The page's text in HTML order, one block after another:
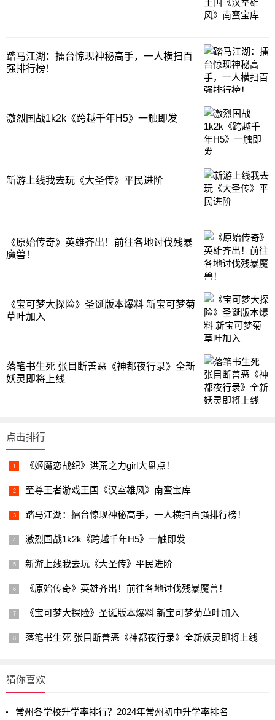
踏马江湖：擂台惊现神秘高手，一人横扫百
强排行榜！
激烈国战1k2k《跨越千年H5》一触即发
新游上线我去玩《大圣传》平民进阶
《原始传奇》英雄齐出！前往各地讨伐残暴
魔兽！
《宝可梦大探险》圣诞版本爆料 新宝可梦菊
草叶加入
落笔书生死 张目断善恶《神都夜行录》全新
妖灵即将上线
点击排行
《姬魔恋战纪》洪荒之力girl大盘点！
至尊王者游戏王国《汉室雄风》南蛮宝库
踏马江湖：擂台惊现神秘高手，一人横扫百强排行榜！
激烈国战1k2k《跨越千年H5》一触即发
新游上线我去玩《大圣传》平民进阶
《原始传奇》英雄齐出！前往各地讨伐残暴魔兽！
《宝可梦大探险》圣诞版本爆料 新宝可梦菊草叶加入
落笔书生死 张目断善恶《神都夜行录》全新妖灵即将上线
猜你喜欢
常州各学校升学率排行？2024年常州初中升学率排名